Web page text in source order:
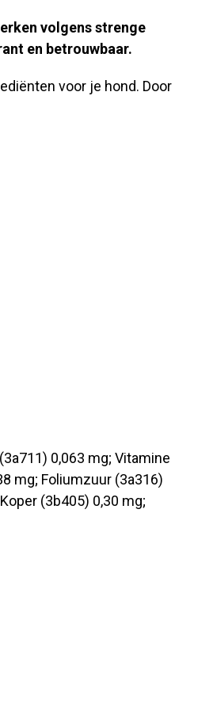
volgens strenge
en betrouwbaar.
voor je hond. Door
0,063 mg; Vitamine
mg; Foliumzuur (3a316)
(3b405) 0,30 mg;